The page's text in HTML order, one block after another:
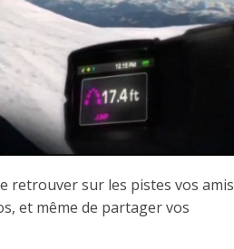
retrouver sur les pistes vos amis
et même de partager vos